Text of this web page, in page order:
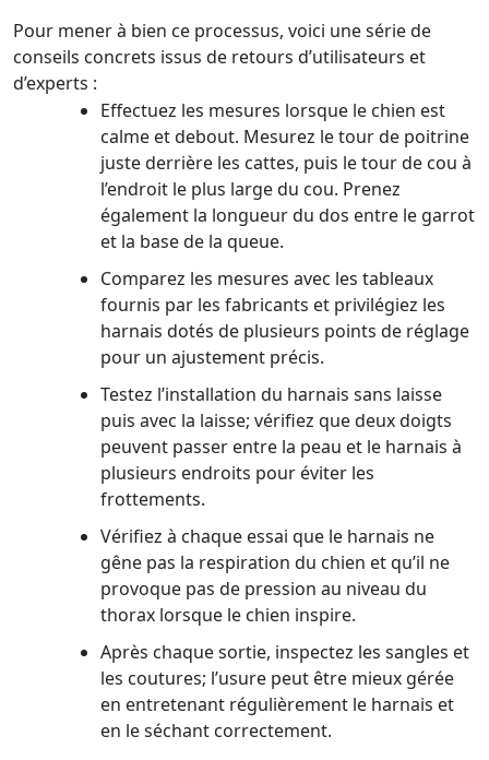
Pour mener à bien ce processus, voici une série de
conseils concrets issus de retours d’utilisateurs et
d’experts :
Effectuez les mesures lorsque le chien est
calme et debout. Mesurez le tour de poitrine
juste derrière les cattes, puis le tour de cou à
l’endroit le plus large du cou. Prenez
également la longueur du dos entre le garrot
et la base de la queue.
Comparez les mesures avec les tableaux
fournis par les fabricants et privilégiez les
harnais dotés de plusieurs points de réglage
pour un ajustement précis.
Testez l’installation du harnais sans laisse
puis avec la laisse; vérifiez que deux doigts
peuvent passer entre la peau et le harnais à
plusieurs endroits pour éviter les
frottements.
Vérifiez à chaque essai que le harnais ne
gêne pas la respiration du chien et qu’il ne
provoque pas de pression au niveau du
thorax lorsque le chien inspire.
Après chaque sortie, inspectez les sangles et
les coutures; l’usure peut être mieux gérée
en entretenant régulièrement le harnais et
en le séchant correctement.